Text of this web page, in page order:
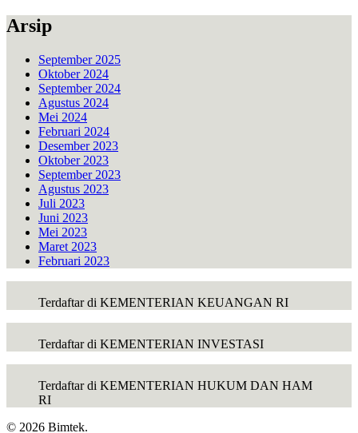
Arsip
September 2025
Oktober 2024
September 2024
Agustus 2024
Mei 2024
Februari 2024
Desember 2023
Oktober 2023
September 2023
Agustus 2023
Juli 2023
Juni 2023
Mei 2023
Maret 2023
Februari 2023
Terdaftar di KEMENTERIAN KEUANGAN RI
Terdaftar di KEMENTERIAN INVESTASI
Terdaftar di KEMENTERIAN HUKUM DAN HAM
RI
© 2026 Bimtek.